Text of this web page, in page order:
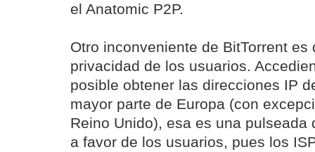
el Anatomic P2P.
Otro inconveniente de BitTorrent es
privacidad de los usuarios.
posible obtener las direcciones IP
mayor parte de Europa (con
Reino Unido), esa es una pulseada
a favor de los usuarios, pues los